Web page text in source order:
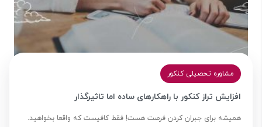
مشاوره تحصیلی کنکور
افزایش تراز کنکور با راهکارهای ساده اما تاثیرگذار
همیشه برای جبران کردن فرصت‌ هست! فقط کافیست که واقعا بخواهید.